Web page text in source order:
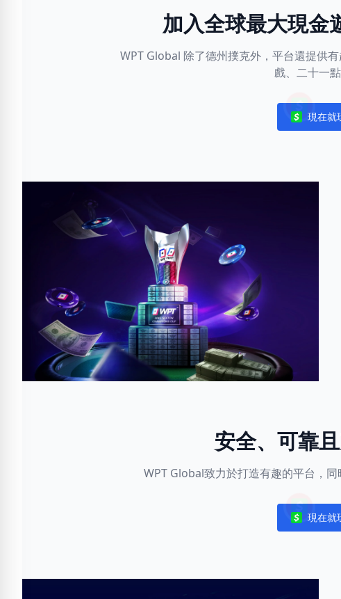
加入全球最大現金
WPT Global 除了德州撲克外，平台還提供
戲、二十一點
現在就
安全、可靠
WPT Global致力於打造有趣的平台，同
現在就